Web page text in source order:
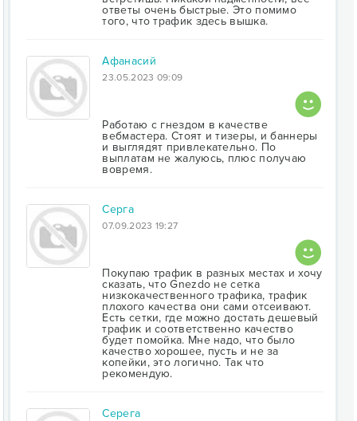
ответы очень быстрые. Это помимо
того, что трафик здесь вышка.
Афанасий
23.05.2023 09:09
Работаю с гнездом в качестве
вебмастера. Стоят и тизеры, и баннеры
и выглядят привлекательно. По
выплатам не жалуюсь, плюс получаю
вовремя.
Серга
07.09.2023 19:27
Покупаю трафик в разных местах и хочу
сказать, что Gnezdo не сетка
низкокачественного трафика, трафик
плохого качества они сами отсеивают.
Есть сетки, где можно достать дешевый
трафик и соответственно качество
будет помойка. Мне надо, что было
качество хорошее, пусть и не за
копейки, это логично. Так что
рекомендую.
Серега